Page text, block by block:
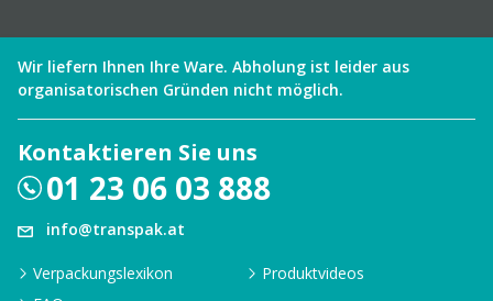
Wir liefern Ihnen Ihre Ware. Abholung ist leider aus
organisatorischen Gründen nicht möglich.
Kontaktieren Sie uns
01 23 06 03 888
info@transpak.at
Verpackungslexikon
Produktvideos